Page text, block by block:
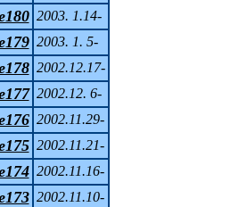
2003. 1.14-
2003. 1. 5-
2002.12.17-
2002.12. 6-
2002.11.29-
2002.11.21-
2002.11.16-
2002.11.10-